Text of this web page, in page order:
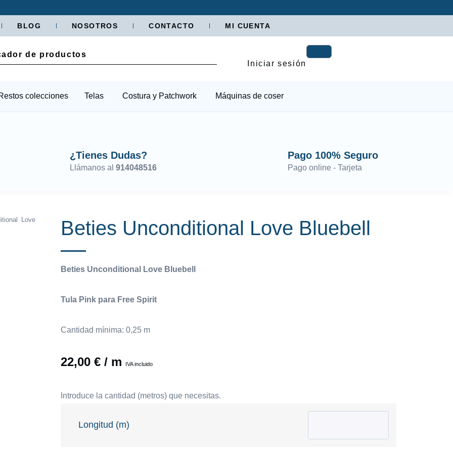
BLOG NOSOTROS CONTACTO MI CUENTA
Iniciar sesión
colecciones Telas Costura y Patchwork Máquinas de coser
¿Tienes Dudas?
Llámanos al 914048516
Pago 100% Seguro
Pago online - Tarjeta
Love
Beties Unconditional Love Bluebell
Beties Unconditional Love Bluebell
Tula Pink para Free Spirit
Cantidad mínima: 0,25 m
22,00 € / m IVA incluido
Introduce la cantidad (metros) que necesitas.
Longitud (m)